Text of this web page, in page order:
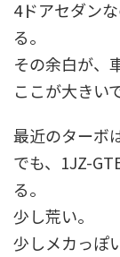
4ドアセダン
る。
その余白が、
ここが大きい
最近のターボ
でも、1JZ-
る。
少し荒い。
少しメカっぽ